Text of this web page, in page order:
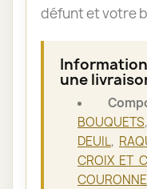
défunt et votre
une
BOUQUETS
DEUIL,
CROIX ET